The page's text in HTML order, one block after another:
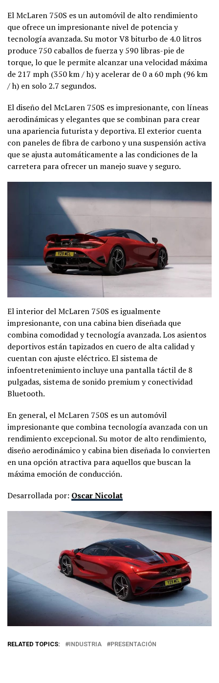
El McLaren 750S es un automóvil de alto rendimiento
que ofrece un impresionante nivel de potencia y
tecnología avanzada. Su motor V8 biturbo de 4.0 litros
produce 750 caballos de fuerza y 590 libras-pie de
torque, lo que le permite alcanzar una velocidad máxima
de 217 mph (350 km / h) y acelerar de 0 a 60 mph (96 km
/ h) en solo 2.7 segundos.
El diseño del McLaren 750S es impresionante, con líneas
aerodinámicas y elegantes que se combinan para crear
una apariencia futurista y deportiva. El exterior cuenta
con paneles de fibra de carbono y una suspensión activa
que se ajusta automáticamente a las condiciones de la
carretera para ofrecer un manejo suave y seguro.
El interior del McLaren 750S es igualmente
impresionante, con una cabina bien diseñada que
combina comodidad y tecnología avanzada. Los asientos
deportivos están tapizados en cuero de alta calidad y
cuentan con ajuste eléctrico. El sistema de
infoentretenimiento incluye una pantalla táctil de 8
pulgadas, sistema de sonido premium y conectividad
Bluetooth.
En general, el McLaren 750S es un automóvil
impresionante que combina tecnología avanzada con un
rendimiento excepcional. Su motor de alto rendimiento,
diseño aerodinámico y cabina bien diseñada lo convierten
en una opción atractiva para aquellos que buscan la
máxima emoción de conducción.
Desarrollada por: Oscar Nicolat
RELATED TOPICS: INDUSTRIA PRESENTACIÓN